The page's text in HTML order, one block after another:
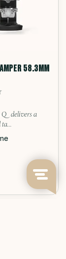
58.3MM
Q delivers a
ta...